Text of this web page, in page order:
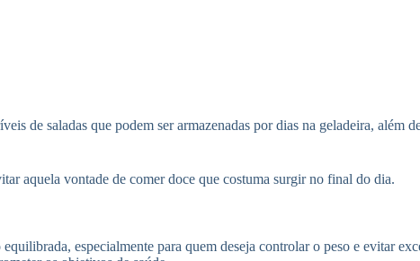
de saladas que podem ser armazenadas por dias na geladeira, além
aquela vontade de comer doce que costuma surgir no final do dia.
especialmente para quem deseja controlar o peso e evitar